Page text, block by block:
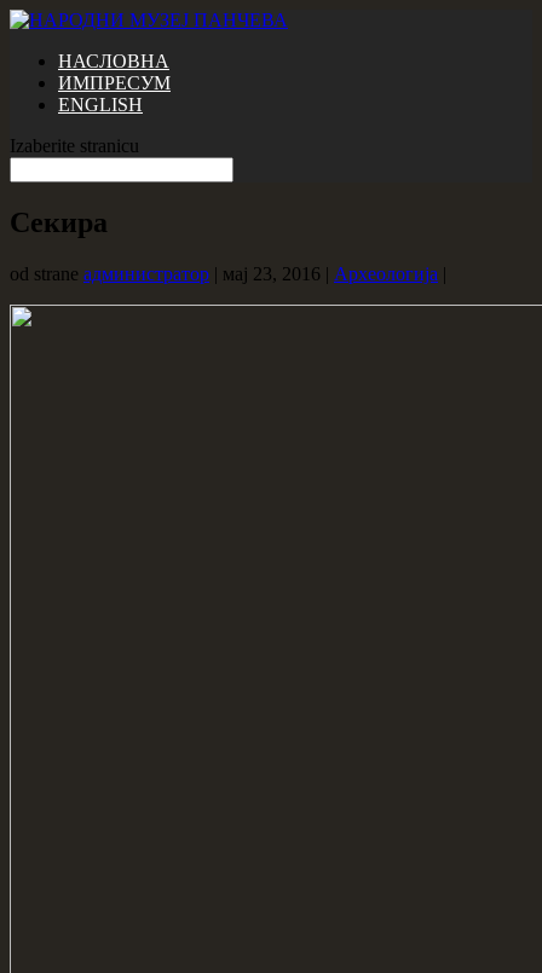
НАСЛОВНА
ИМПРЕСУМ
ENGLISH
Izaberite stranicu
Секира
od strane администратор | мај 23, 2016 | Археологија |